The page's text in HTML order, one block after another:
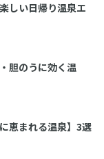
しい日帰り温泉エ
胆のうに効く温
恵まれる温泉】3選